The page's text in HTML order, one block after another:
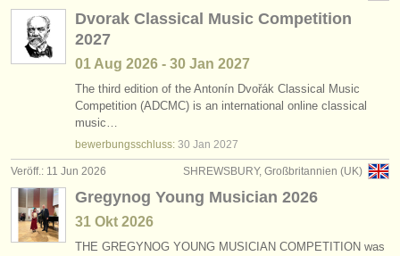
verzeichnisse:
orchester
musikhochschulen
jugendorchester
musicalchairs:
über musicalchairs
kontakt
fagott verloren (51)
Dvorak Classical Music Competition
2027
01 Aug 2026 - 30 Jan 2027
The third edition of the Antonín Dvořák Classical Music
Competition (ADCMC) is an international online classical
music…
bewerbungsschluss: 30 Jan 2027
SHREWSBURY, Großbritannien (UK)
Veröff.: 11 Jun 2026
Gregynog Young Musician 2026
31 Okt 2026
THE GREGYNOG YOUNG MUSICIAN COMPETITION was